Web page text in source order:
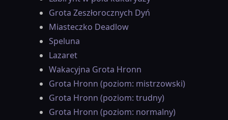
Grota Zeszłorocznych Dyń
Miasteczko Deadlow
Speluna
Lazaret
Wakacyjna Grota Hronn
Grota Hronn (poziom: mistrzowski)
Grota Hronn (poziom: trudny)
Grota Hronn (poziom: normalny)